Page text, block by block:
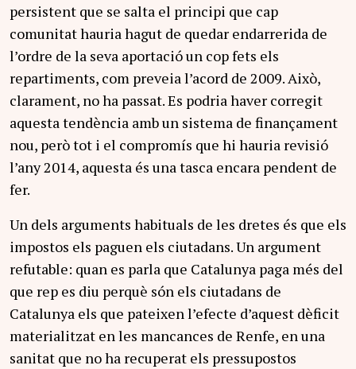
persistent que se salta el principi que cap
comunitat hauria hagut de quedar endarrerida de
l’ordre de la seva aportació un cop fets els
repartiments, com preveia l’acord de 2009. Això,
clarament, no ha passat. Es podria haver corregit
aquesta tendència amb un sistema de finançament
nou, però tot i el compromís que hi hauria revisió
l’any 2014, aquesta és una tasca encara pendent de
fer.
Un dels arguments habituals de les dretes és que els
impostos els paguen els ciutadans. Un argument
refutable: quan es parla que Catalunya paga més del
que rep es diu perquè són els ciutadans de
Catalunya els que pateixen l’efecte d’aquest dèficit
materialitzat en les mancances de Renfe, en una
sanitat que no ha recuperat els pressupostos